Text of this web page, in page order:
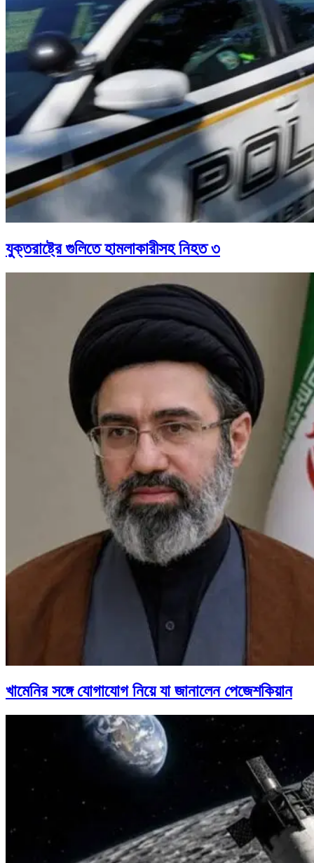
যুক্তরাষ্ট্রে গুলিতে হামলাকারীসহ নিহত ৩
খামেনির সঙ্গে যোগাযোগ নিয়ে যা জানালেন পেজেশকিয়ান